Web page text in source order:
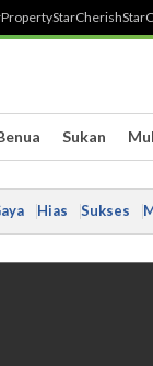
StarCherish
Sukan
Hias Sukses